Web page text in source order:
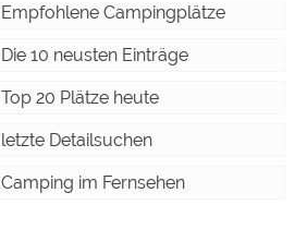
Empfohlene Campingplätze
Die 10 neusten Einträge
Top 20 Plätze heute
letzte Detailsuchen
Camping im Fernsehen